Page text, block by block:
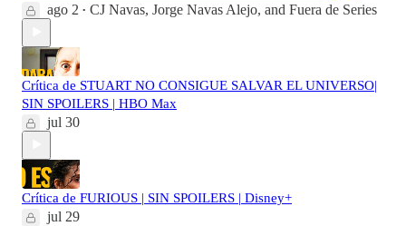
ago 2 • CJ Navas, Jorge Navas Alejo, and Fuera de Series
Crítica de STUART NO CONSIGUE SALVAR EL UNIVERSO|
SIN SPOILERS | HBO Max
jul 30
Crítica de FURIOUS | SIN SPOILERS | Disney+
jul 29